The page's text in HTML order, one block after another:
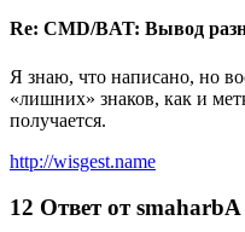
Re: CMD/BAT: Вывод
Я знаю, что написано, но
«лишних» знаков, как и
получается.
http://wisgest.name
12 Ответ отsmaharbA